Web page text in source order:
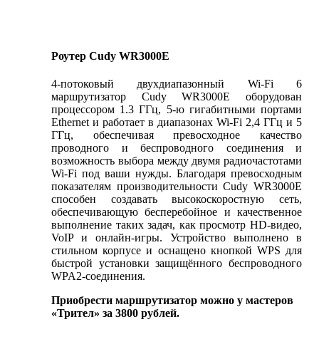
Роутер Cudy WR3000E
4-потоковый двухдиапазонный Wi-Fi 6
маршрутизатор Cudy WR3000E оборудован
процессором 1.3 ГГц, 5-ю гигабитными портами
Ethernet и работает в диапазонах Wi-Fi 2,4 ГГц и 5
ГГц, обеспечивая превосходное качество
проводного и беспроводного соединения и
возможность выбора между двумя радиочастотами
Wi-Fi под ваши нужды. Благодаря превосходным
показателям производительности Cudy WR3000E
способен создавать высокоскоростную сеть,
обеспечивающую бесперебойное и качественное
выполнение таких задач, как просмотр HD-видео,
VoIP и онлайн-игры. Устройство выполнено в
стильном корпусе и оснащено кнопкой WPS для
быстрой установки защищённого беспроводного
WPA2-соединения.
Приобрести маршрутизатор можно у мастеров
«Трител» за 3800 рублей.